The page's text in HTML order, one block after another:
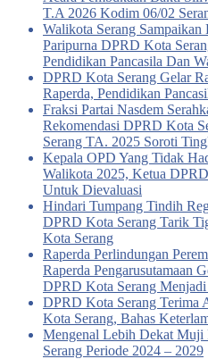
T.A 2026 Kodim 06/02
Walikota Serang
Paripurna DPRD Kota
Pendidikan Pancasila Dan
DPRD Kota Serang Gelar
Raperda, Pendidikan
Fraksi Partai Nasdem
Rekomendasi DPRD Kota
Serang TA. 2025 Soroti
Kepala OPD Yang Tidak
Walikota 2025, Ketua
Untuk Dievaluasi
Hindari Tumpang Tindih
DPRD Kota Serang Tarik
Kota Serang
Raperda Perlindungan
Raperda Pengarusutamaan
DPRD Kota Serang Menjadi
DPRD Kota Serang Terima
Kota Serang, Bahas
Mengenal Lebih Dekat
Serang Periode 2024 – 2029